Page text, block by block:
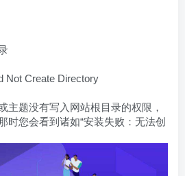
Not Create Directory
主题没有写入网站根目录的权限，
时您会看到诸如“安装失败：无法创